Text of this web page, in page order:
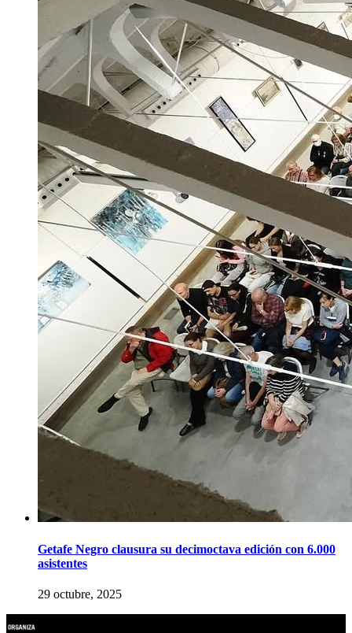
Getafe Negro clausura su decimoctava edición con 6.000
asistentes
29 octubre, 2025